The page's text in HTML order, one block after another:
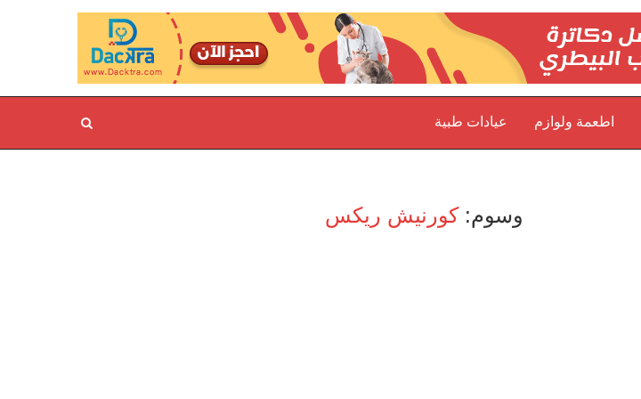
اطعمة ولوازم عيادات طبية
وسوم:كورنيش ريكس